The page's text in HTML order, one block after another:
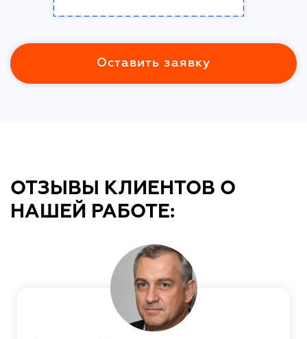
Оставить заявку
ОТЗЫВЫ КЛИЕНТОВ О
НАШЕЙ РАБОТЕ: